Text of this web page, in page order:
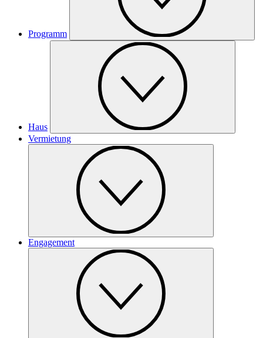
Programm
Haus
Vermietung
Engagement